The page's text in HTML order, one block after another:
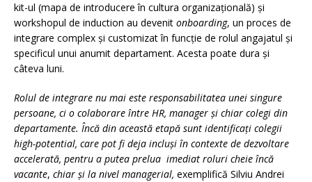
kit-ul (mapa de introducere în cultura organizațională) și
workshopul de induction au devenit onboarding, un proces de
integrare complex și customizat în funcție de rolul angajatul și
specificul unui anumit departament. Acesta poate dura și
câteva luni.
Rolul de integrare nu mai este responsabilitatea unei singure
persoane, ci o colaborare între HR, manager și chiar colegi din
departamente. Încă din această etapă sunt identificați colegii
high-potential, care pot fi deja incluși în contexte de dezvoltare
accelerată, pentru a putea prelua imediat roluri cheie încă
vacante, chiar și la nivel managerial, exemplifică Silviu Andrei